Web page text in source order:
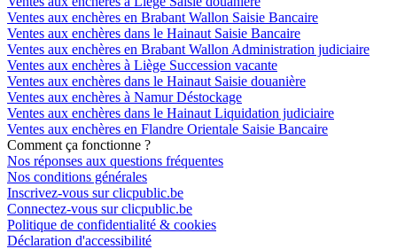
Ventes aux enchères en Brabant Wallon Saisie Bancaire
Ventes aux enchères dans le Hainaut Saisie Bancaire
Ventes aux enchères en Brabant Wallon Administration judiciaire
Ventes aux enchères à Liège Succession vacante
Ventes aux enchères dans le Hainaut Saisie douanière
Ventes aux enchères à Namur Déstockage
Ventes aux enchères dans le Hainaut Liquidation judiciaire
Ventes aux enchères en Flandre Orientale Saisie Bancaire
Comment ça fonctionne ?
Nos réponses aux questions fréquentes
Nos conditions générales
Inscrivez-vous sur clicpublic.be
Connectez-vous sur clicpublic.be
Politique de confidentialité & cookies
Déclaration d'accessibilité